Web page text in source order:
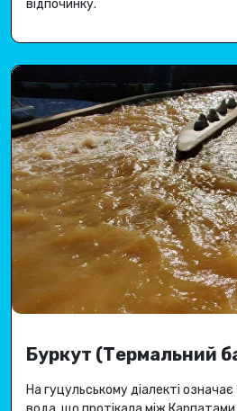
відпочинку.
Буркут (Термальний
На гуцульському діалекті